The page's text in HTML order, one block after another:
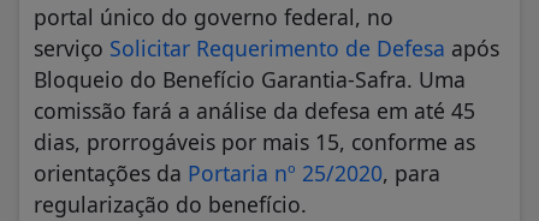
portal único do governo federal, no
serviço Solicitar Requerimento de Defesa após
Bloqueio do Benefício Garantia-Safra. Uma
comissão fará a análise da defesa em até 45
dias, prorrogáveis por mais 15, conforme as
orientações da Portaria nº 25/2020, para
regularização do benefício.